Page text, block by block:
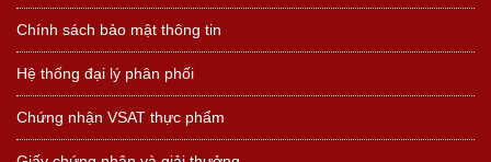
Chính sách bảo mật thông tin
Hệ thống đại lý phân phối
Chứng nhận VSAT thực phẩm